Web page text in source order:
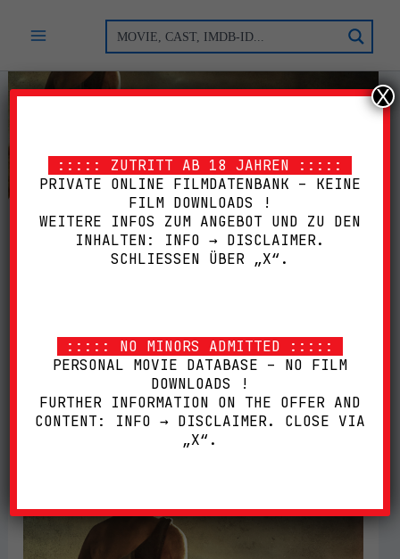
Inhalt
LEATHERFACE (2017)
[BD DD MB]
SCHNITTBERICHT,SLASHER,SPECIAL·EDITION,
SPIO/JK,SPLATTER,THRILLER,UNCUT,USA
Rate this item: Submit Rating
::::: ZUTRITT AB 18 JAHREN :::::
PRIVATE ONLINE FILMDATENBANK – KEINE
FILM DOWNLOADS !
WEITERE INFOS ZUM ANGEBOT UND ZU DEN
INHALTEN: INFO → DISCLAIMER.
SCHLIESSEN ÜBER „X“.
::::: NO MINORS ADMITTED :::::
PERSONAL MOVIE DATABASE – NO FILM
DOWNLOADS !
FURTHER INFORMATION ON THE OFFER AND
CONTENT: INFO → DISCLAIMER. CLOSE VIA
„X“.
X